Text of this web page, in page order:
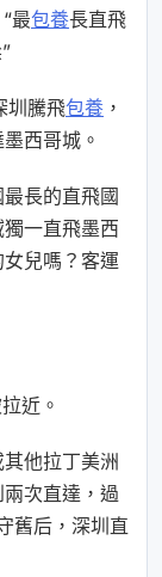
最包養長直飛
圳騰飛包養 ，
西哥城。
長的直飛國
一直飛墨西
兒嗎？客運
近。
他拉丁美洲
次直達，過
舊后，深圳直